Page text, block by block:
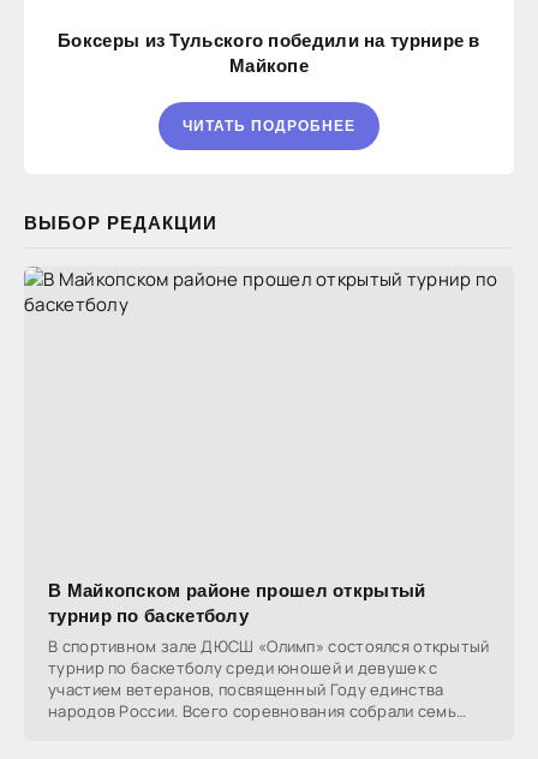
Боксеры из Тульского победили на турнире в
Майкопе
ЧИТАТЬ ПОДРОБНЕЕ
ВЫБОР РЕДАКЦИИ
В Майкопском районе прошел открытый
турнир по баскетболу
В спортивном зале ДЮСШ «Олимп» состоялся открытый
турнир по баскетболу среди юношей и девушек с
участием ветеранов, посвященный Году единства
народов России. Всего соревнования собрали семь